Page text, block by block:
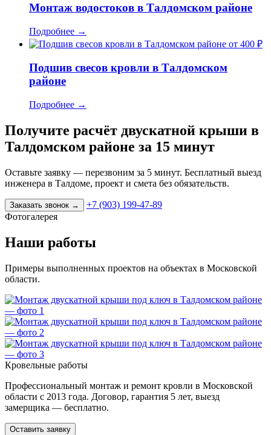
Монтаж водостоков в Талдомском районе
Подробнее →
от 400 ₽
Подшив свесов кровли в Талдомском
районе
Подробнее →
Получите расчёт двускатной крыши в
Талдомском районе за 15 минут
Оставьте заявку — перезвоним за 5 минут. Бесплатный выезд
инженера в Талдоме, проект и смета без обязательств.
Заказать звонок →
+7 (903) 199-47-89
Фотогалерея
Наши работы
Примеры выполненных проектов на объектах в Московской
области.
Кровельные работы
Профессиональный монтаж и ремонт кровли в Московской
области с 2013 года. Договор, гарантия 5 лет, выезд
замерщика — бесплатно.
Оставить заявку